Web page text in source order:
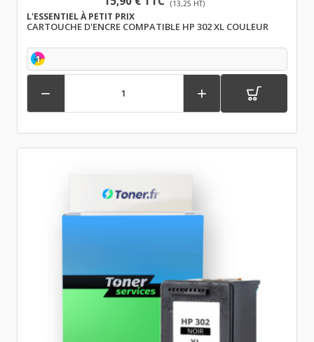
(13,25 HT)
L'ESSENTIEL À PETIT PRIX
CARTOUCHE D'ENCRE COMPATIBLE HP 302 XL COULEUR
1
 